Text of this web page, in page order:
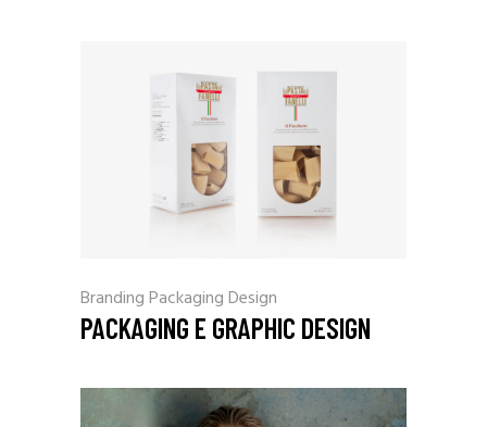
BrandingPackaging Design
PACKAGING E GRAPHIC DESIGN